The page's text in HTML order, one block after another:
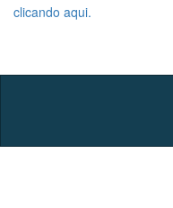
clicando aqui.